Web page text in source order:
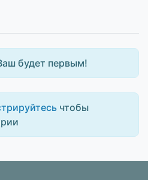
будет первым!
чтобы